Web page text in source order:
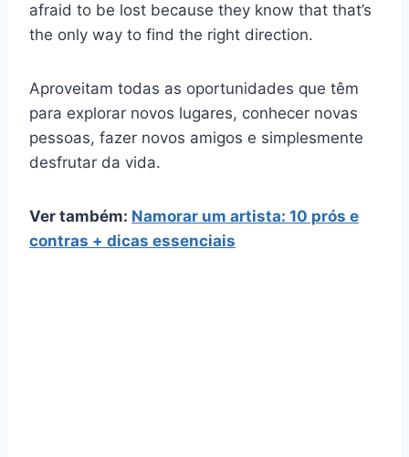
afraid to be lost because they know that that’s
the only way to find the right direction.
Aproveitam todas as oportunidades que têm
para explorar novos lugares, conhecer novas
pessoas, fazer novos amigos e simplesmente
desfrutar da vida.
Ver também: Namorar um artista: 10 prós e
contras + dicas essenciais